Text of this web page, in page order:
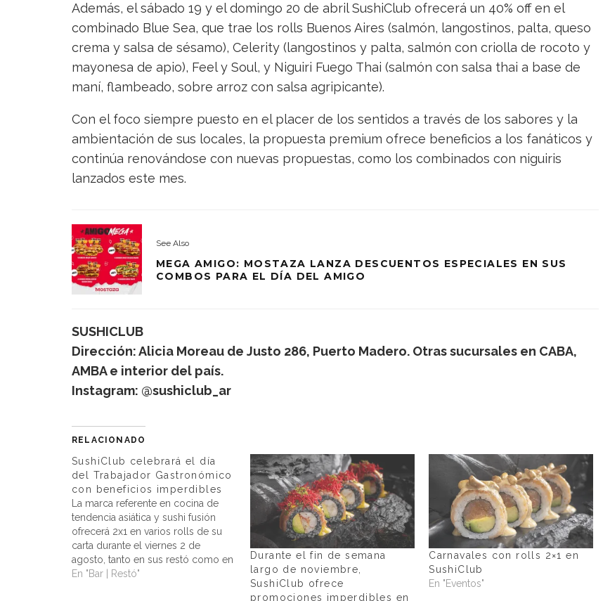
Además, el sábado 19 y el domingo 20 de abril SushiClub ofrecerá un 40% off en el
combinado Blue Sea, que trae los rolls Buenos Aires (salmón, langostinos, palta, queso
crema y salsa de sésamo), Celerity (langostinos y palta, salmón con criolla de rocoto y
mayonesa de apio), Feel y Soul, y Niguiri Fuego Thai (salmón con salsa thai a base de
maní, flambeado, sobre arroz con salsa agripicante).
Con el foco siempre puesto en el placer de los sentidos a través de los sabores y la
ambientación de sus locales, la propuesta premium ofrece beneficios a los fanáticos y
continúa renovándose con nuevas propuestas, como los combinados con niguiris
lanzados este mes.
See Also
MEGA AMIGO: MOSTAZA LANZA DESCUENTOS ESPECIALES EN SUS
COMBOS PARA EL DÍA DEL AMIGO
SUSHICLUB
Dirección: Alicia Moreau de Justo 286, Puerto Madero. Otras sucursales en CABA,
AMBA e interior del país.
Instagram: @sushiclub_ar
RELACIONADO
SushiClub celebrará el día
del Trabajador Gastronómico
con beneficios imperdibles
La marca referente en cocina de
tendencia asiática y sushi fusión
ofrecerá 2x1 en varios rolls de su
carta durante el viernes 2 de
agosto, tanto en sus restó como en
su servicio de deli & take.
En "Bar | Restó"
Durante el fin de semana
largo de noviembre,
SushiClub ofrece
promociones imperdibles en
Carnavales con rolls 2×1 en
SushiClub
En "Eventos"